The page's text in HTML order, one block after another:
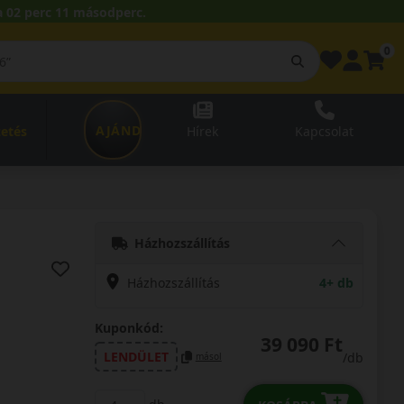
02 perc 10 másodperc.
AJÁNDÉKUTALVÁNY
Házhozszállítás
Házhozszállítás 4+ db
Kuponkód:
LENDÜLET
másol 39 090 Ft
/db